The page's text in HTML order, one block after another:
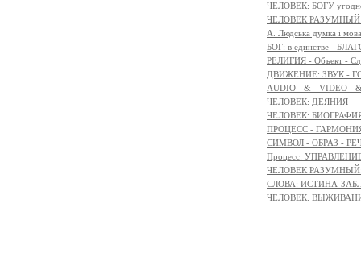
ЧЕЛОВЕК: БОГУ
ЧЕЛОВЕК
A. Людська думка і мова
БОГ: в единстве -
РЕЛИГИЯ - Объект -
ДВИЖЕНИЕ: ЗВУК -
AUDIO - & - VIDEO -
ЧЕЛОВЕК: ДЕЯНИЯ
ЧЕЛОВЕК:
ПРОЦЕСС -
СИМВОЛ - ОБРАЗ -
Процесс:
ЧЕЛОВЕК
СЛОВА: ИСТИНА-
ЧЕЛОВЕК: ВЫЖИВАНИЕ